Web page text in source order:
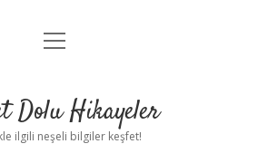
Anasayfa
Yasal Uyarı
menüyü
Dolu Hikayeler
ilgili neşeli bilgiler keşfet!